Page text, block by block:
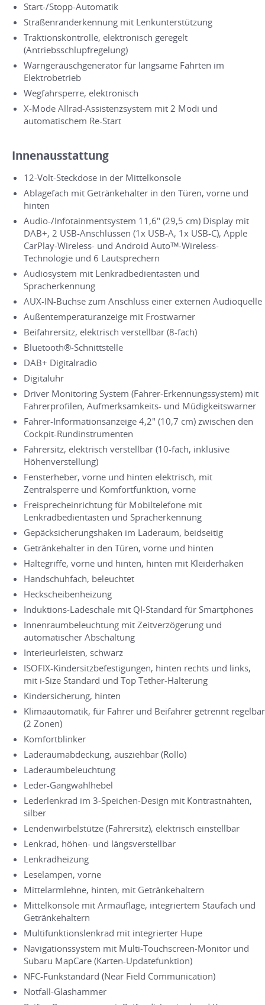
Start-/Stopp-Automatik
Straßenranderkennung mit Lenkunterstützung
Traktionskontrolle, elektronisch geregelt
(Antriebsschlupfregelung)
Warngeräuschgenerator für langsame Fahrten im
Elektrobetrieb
Wegfahrsperre, elektronisch
X-Mode Allrad-Assistenzsystem mit 2 Modi und
automatischem Re-Start
Innenausstattung
12-Volt-Steckdose in der Mittelkonsole
Ablagefach mit Getränkehalter in den Türen, vorne und
hinten
Audio-/Infotainmentsystem 11,6" (29,5 cm) Display mit
DAB+, 2 USB-Anschlüssen (1x USB-A, 1x USB-C), Apple
CarPlay-Wireless- und Android Autoᵀᴹ-Wireless-
Technologie und 6 Lautsprechern
Audiosystem mit Lenkradbedientasten und
Spracherkennung
AUX-IN-Buchse zum Anschluss einer externen Audioquelle
Außentemperaturanzeige mit Frostwarner
Beifahrersitz, elektrisch verstellbar (8-fach)
Bluetooth®-Schnittstelle
DAB+ Digitalradio
Digitaluhr
Driver Monitoring System (Fahrer-Erkennungssystem) mit
Fahrerprofilen, Aufmerksamkeits- und Müdigkeitswarner
Fahrer-Informationsanzeige 4,2" (10,7 cm) zwischen den
Cockpit-Rundinstrumenten
Fahrersitz, elektrisch verstellbar (10-fach, inklusive
Höhenverstellung)
Fensterheber, vorne und hinten elektrisch, mit
Zentralsperre und Komfortfunktion, vorne
Freisprecheinrichtung für Mobiltelefone mit
Lenkradbedientasten und Spracherkennung
Gepäcksicherungshaken im Laderaum, beidseitig
Getränkehalter in den Türen, vorne und hinten
Haltegriffe, vorne und hinten, hinten mit Kleiderhaken
Handschuhfach, beleuchtet
Heckscheibenheizung
Induktions-Ladeschale mit QI-Standard für Smartphones
Innenraumbeleuchtung mit Zeitverzögerung und
automatischer Abschaltung
Interieurleisten, schwarz
ISOFIX-Kindersitzbefestigungen, hinten rechts und links,
mit i-Size Standard und Top Tether-Halterung
Kindersicherung, hinten
Klimaautomatik, für Fahrer und Beifahrer getrennt regelbar
(2 Zonen)
Komfortblinker
Laderaumabdeckung, ausziehbar (Rollo)
Laderaumbeleuchtung
Leder-Gangwahlhebel
Lederlenkrad im 3-Speichen-Design mit Kontrastnähten,
silber
Lendenwirbelstütze (Fahrersitz), elektrisch einstellbar
Lenkrad, höhen- und längsverstellbar
Lenkradheizung
Leselampen, vorne
Mittelarmlehne, hinten, mit Getränkehaltern
Mittelkonsole mit Armauflage, integriertem Staufach und
Getränkehaltern
Multifunktionslenkrad mit integrierter Hupe
Navigationssystem mit Multi-Touchscreen-Monitor und
Subaru MapCare (Karten-Updatefunktion)
NFC-Funkstandard (Near Field Communication)
Notfall-Glashammer